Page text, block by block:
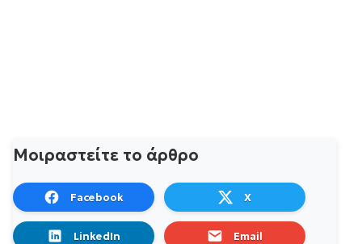
Μοιραστείτε το άρθρο
Facebook X
LinkedIn Email